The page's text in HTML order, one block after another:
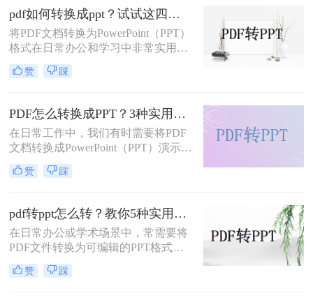
睐。然而，有时我们需要将PDF转换
为PPT以便进行编辑和演示。那么pdf
转换成ppt怎么做呢？本文将详细介绍
几种将PDF转换为PPT的方法。
pdf如何转换成ppt？试试这四种常用方法！
将PDF文档转换为PowerPoint（PPT）
格式在日常办公和学习中非常实用，
特别是在需要对内容进行编辑或演示
时。那么pdf如何转换成ppt呢？本文
赞 踩
PDF怎么转换成PPT？3种实用方法详解！
在日常工作中，我们有时需要将PDF
文档转换成PowerPoint（PPT）演示文
稿以方便展示或编辑。那么PDF怎么
转换成PPT呢？本文将介绍几种实现
赞 踩
pdf转ppt怎么转？教你5种实用的方法！
在日常办公或学术场景中，常需要将
PDF文件转换为可编辑的PPT格式。
那么pdf转ppt怎么转呢？本文整理了5
种主流方法，从工具选择到操作细节
赞 踩